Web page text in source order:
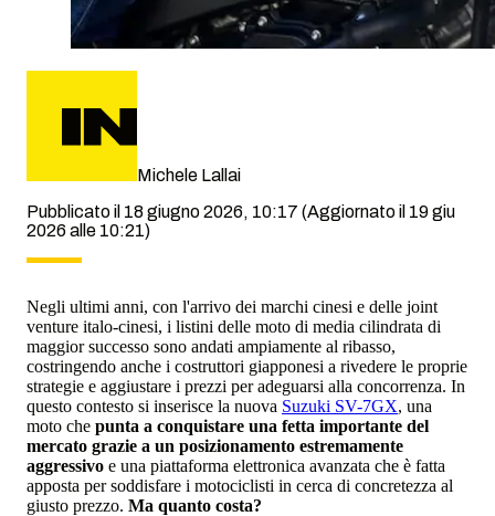
Michele Lallai
Pubblicato il 18 giugno 2026, 10:17 (Aggiornato il 19 giu
2026 alle 10:21)
Negli ultimi anni, con l'arrivo dei marchi cinesi e delle joint
venture italo-cinesi, i listini delle moto di media cilindrata di
maggior successo sono andati ampiamente al ribasso,
costringendo anche i costruttori giapponesi a rivedere le proprie
strategie e aggiustare i prezzi per adeguarsi alla concorrenza. In
questo contesto si inserisce la nuova Suzuki SV-7GX, una
moto che punta a conquistare una fetta importante del
mercato grazie a un posizionamento estremamente
aggressivo e una piattaforma elettronica avanzata che è fatta
apposta per soddisfare i motociclisti in cerca di concretezza al
giusto prezzo. Ma quanto costa?